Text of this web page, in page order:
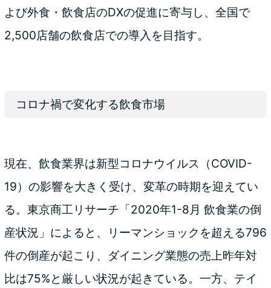
よび外食・飲食店のDXの促進に寄与し、全国で
2,500店舗の飲食店での導入を目指す。
コロナ禍で変化する飲食市場
現在、飲食業界は新型コロナウイルス（COVID-
19）の影響を大きく受け、変革の時期を迎えてい
る。東京商工リサーチ「2020年1-8月 飲食業の倒
産状況」によると、リーマンショックを超える796
件の倒産が起こり、ダイニング業態の売上昨年対
比は75%と厳しい状況が起きている。一方、テイ